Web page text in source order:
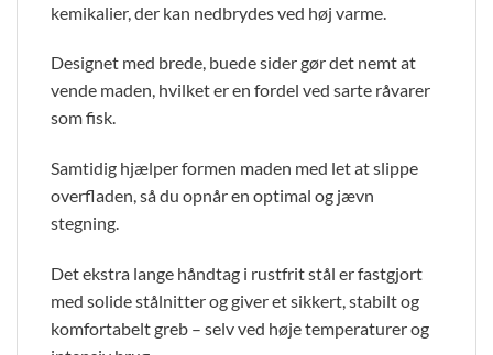
kemikalier, der kan nedbrydes ved høj varme.
Designet med brede, buede sider gør det nemt at
vende maden, hvilket er en fordel ved sarte råvarer
som fisk.
Samtidig hjælper formen maden med let at slippe
overfladen, så du opnår en optimal og jævn
stegning.
Det ekstra lange håndtag i rustfrit stål er fastgjort
med solide stålnitter og giver et sikkert, stabilt og
komfortabelt greb – selv ved høje temperaturer og